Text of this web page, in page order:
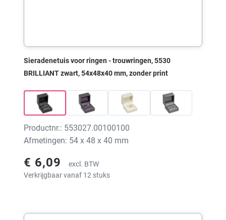
Sieradenetuis voor ringen - trouwringen, 5530
BRILLIANT zwart, 54x48x40 mm, zonder print
Productnr.: 553027.00100100
Afmetingen: 54 x 48 x 40 mm
€ 6,09
excl. BTW
Verkrijgbaar vanaf 12 stuks